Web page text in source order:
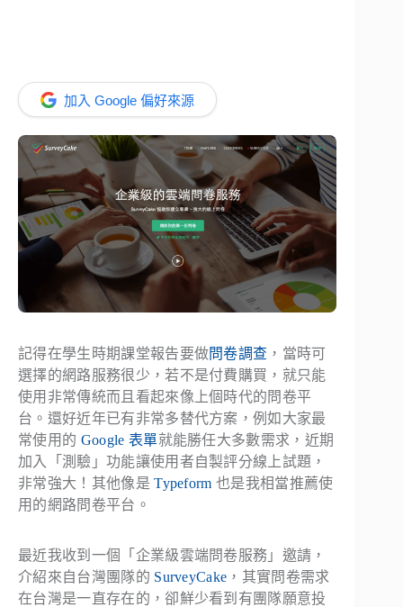
加入 Google 偏好來源
記得在學生時期課堂報告要做問卷調查 ，當時可
選擇的網路服務很少，若不是付費購買，就只能
使用非常傳統而且看起來像上個時代的問卷平
台。還好近年已有非常多替代方案，例如大家最
常使用的 Google 表單就能勝任大多數需求，近期
加入「測驗」功能讓使用者自製評分線上試題，
非常強大！其他像是Typeform 也是我相當推薦使
用的網路問卷平台。
最近我收到一個「企業級雲端問卷服務」邀請，
介紹來自台灣團隊的 SurveyCake ，其實問卷需求
在台灣是一直存在的，卻鮮少看到有團隊願意投